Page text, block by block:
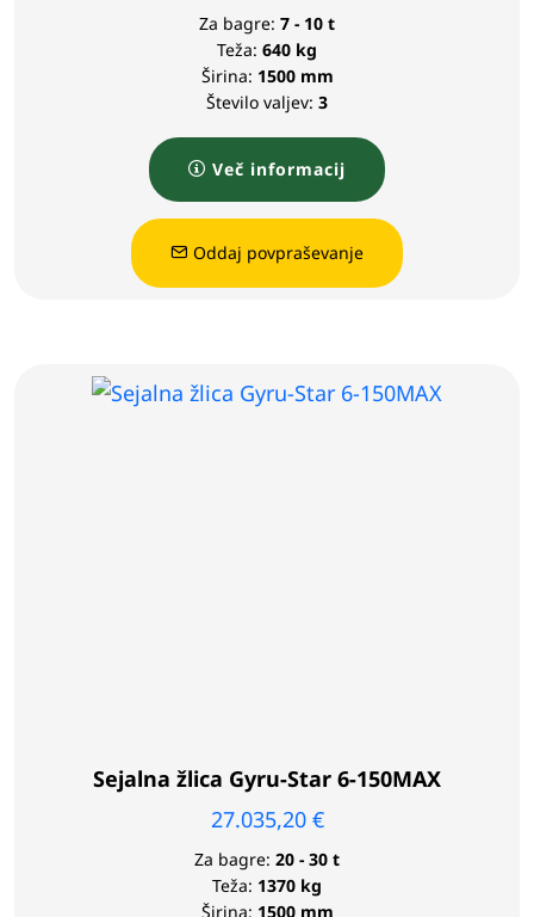
Za bagre: 7 - 10 t
Teža: 640 kg
Širina: 1500 mm
Število valjev: 3
Več informacij
Oddaj povpraševanje
Sejalna žlica Gyru-Star 6-150MAX
27.035,20 €
Za bagre: 20 - 30 t
Teža: 1370 kg
Širina: 1500 mm